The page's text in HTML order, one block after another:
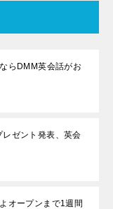
らDMM英会話がお
レゼント発表、英会
オープンまで1週間